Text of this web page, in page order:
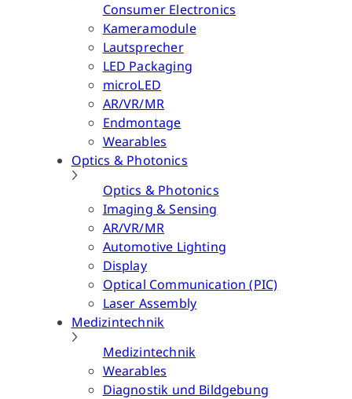
Consumer Electronics
Kameramodule
Lautsprecher
LED Packaging
microLED
AR/VR/MR
Endmontage
Wearables
Optics & Photonics
Optics & Photonics
Imaging & Sensing
AR/VR/MR
Automotive Lighting
Display
Optical Communication (PIC)
Laser Assembly
Medizintechnik
Medizintechnik
Wearables
Diagnostik und Bildgebung